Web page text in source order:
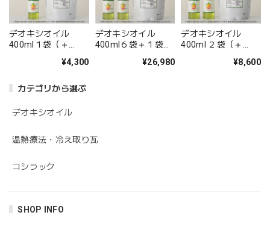
カテゴリから選ぶ
デオキシオイル
温熱療法・冷え取り瓦
コシラック
SHOP INFO
デオキシオイル
400ml１袋（＋
¥4,300
デオキシオイル
400ml６袋＋１袋プ
ボトル２本プレゼン
¥26,980
デオキシオイル
400ml ２袋（＋
¥8,600